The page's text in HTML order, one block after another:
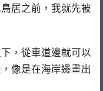
居之前，我就先被
，從車道邊就可以
像是在海岸邊畫出